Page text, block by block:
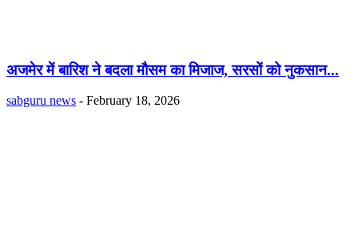
अजमेर में बारिश ने बदला मौसम का मिजाज, सरसों को नुकसान...
sabguru news - February 18, 2026